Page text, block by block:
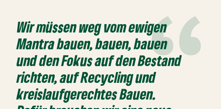
Wir müssen weg vom ewigen
Mantra bauen, bauen, bauen
und den Fokus auf den Bestand
richten, auf Recycling und
kreislaufgerechtes Bauen.